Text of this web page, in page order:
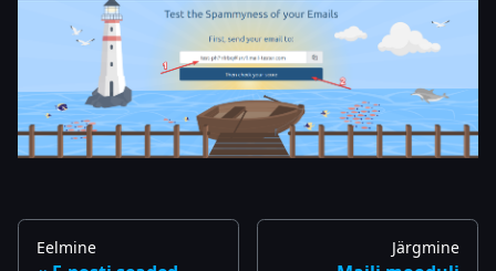
Eelmine Järgmine